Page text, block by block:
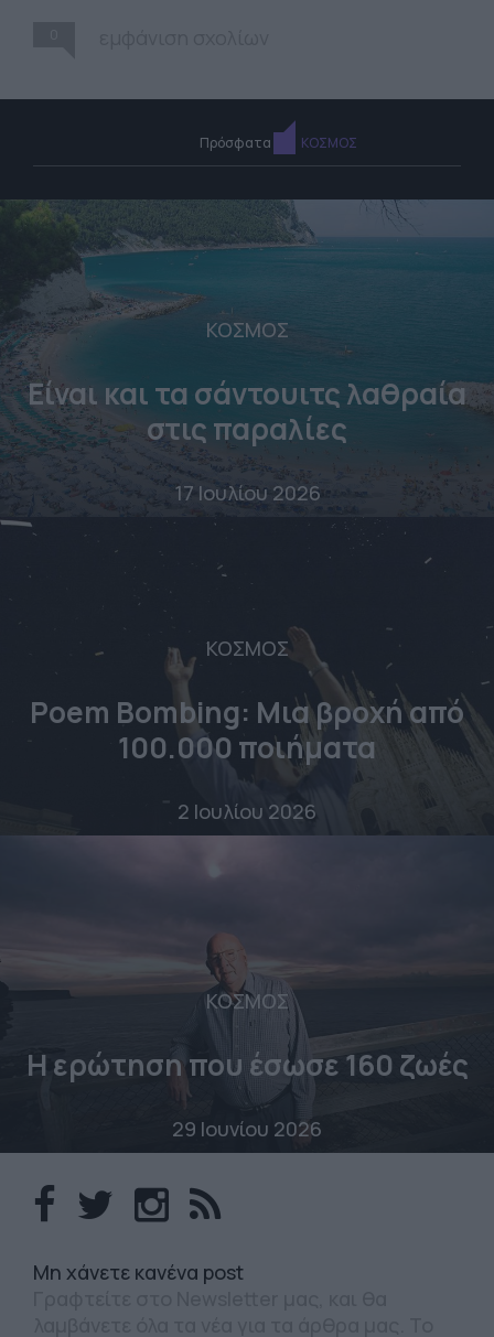
Πρόσφατα ΚΟΣΜΟΣ
ΚΟΣΜΟΣ
Είναι και τα σάντουιτς λαθραία
στις παραλίες
17 Ιουλίου 2026
ΚΟΣΜΟΣ
Poem Bombing: Mια βροχή από
100.000 ποιήματα
2 Ιουλίου 2026
ΚΟΣΜΟΣ
Η ερώτηση που έσωσε 160 ζωές
29 Ιουνίου 2026
Mη χάνετε κανένα post